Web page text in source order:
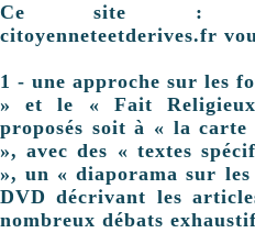
Ce site : https://
citoyenneteetderives.fr
1 - une approche sur les
» et le « Fait
proposés soit à « la
», avec des « textes
», un « diaporama sur
DVD décrivant les
nombreux débats